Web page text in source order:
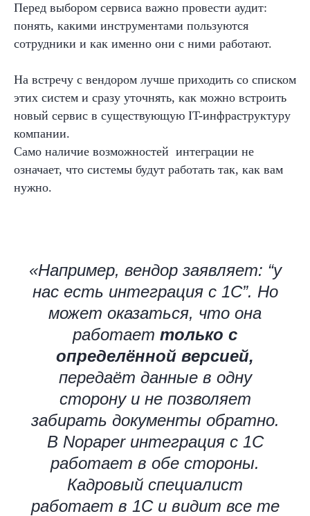
Перед выбором сервиса важно провести аудит:
понять, какими инструментами пользуются
сотрудники и как именно они с ними работают.
На встречу с вендором лучше приходить со списком
этих систем и сразу уточнять, как можно встроить
новый сервис в существующую IT-инфраструктуру
компании.
Само наличие возможностей интеграции не
означает, что системы будут работать так, как вам
нужно.
«Например, вендор заявляет: “у
нас есть интеграция с 1С”. Но
может оказаться, что она
работает только с
определённой версией,
передаёт данные в одну
сторону и не позволяет
забирать документы обратно.
В Nopaper интеграция с 1С
работает в обе стороны.
Кадровый специалист
работает в 1С и видит все те